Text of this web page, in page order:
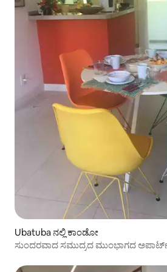
Ubatuba ನಲ್ಲಿ ಕಾಂಡೋ
ಸುಂದರವಾದ ಸಮುದ್ರದ ಮುಂಭಾಗದ